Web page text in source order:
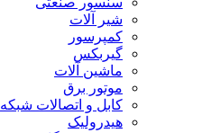
شیر آلات
کمپرسور
گیربکس
ماشین آلات
موتور برق
کابل و اتصالات شبکه
هیدرولیک